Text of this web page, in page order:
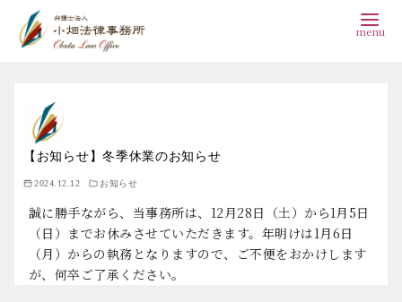
【お知らせ】冬季休業のお知らせ
2024.12.12 お知らせ
誠に勝手ながら、当事務所は、12月28日（土）から1月5日
（日）までお休みさせていただきます。年明けは1月6日
（月）からの執務となりますので、ご不便をおかけします
が、何卒ご了承ください。